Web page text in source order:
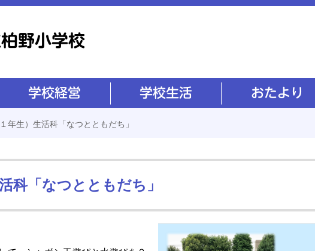
年生）生活科「なつとともだち」
科「なつとともだち」